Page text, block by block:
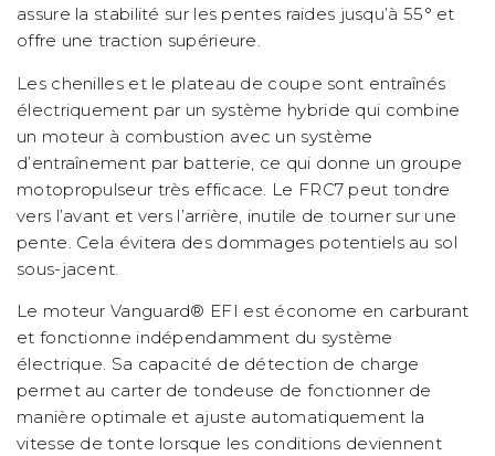
assure la stabilité sur les pentes raides jusqu’à 55° et
offre une traction supérieure.
Les chenilles et le plateau de coupe sont entraînés
électriquement par un système hybride qui combine
un moteur à combustion avec un système
d’entraînement par batterie, ce qui donne un groupe
motopropulseur très efficace. Le FRC7 peut tondre
vers l’avant et vers l’arrière, inutile de tourner sur une
pente. Cela évitera des dommages potentiels au sol
sous-jacent.
Le moteur Vanguard® EFI est économe en carburant
et fonctionne indépendamment du système
électrique. Sa capacité de détection de charge
permet au carter de tondeuse de fonctionner de
manière optimale et ajuste automatiquement la
vitesse de tonte lorsque les conditions deviennent